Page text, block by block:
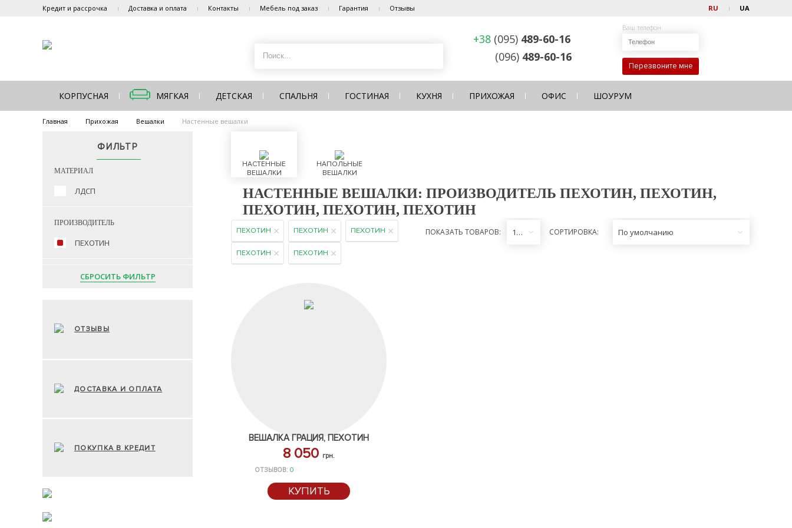
Кредит и рассрочка Доставка и оплата Контакты Мебель под заказ Гарантия Отзывы RU UA
+38 (095) 489-60-16
(096) 489-60-16
Ваш телефон
Перезвоните мне
КОРПУСНАЯ МЯГКАЯ ДЕТСКАЯ СПАЛЬНЯ ГОСТИНАЯ КУХНЯ ПРИХОЖАЯ ОФИС ШОУРУМ
Главная Прихожая Вешалки Настенные вешалки
ФИЛЬТР
МАТЕРИАЛ
ЛДСП
ПРОИЗВОДИТЕЛЬ
ПЕХОТИН
СБРОСИТЬ ФИЛЬТР
ОТЗЫВЫ
ДОСТАВКА И ОПЛАТА
ПОКУПКА В КРЕДИТ
НАСТЕННЫЕ
ВЕШАЛКИ
НАПОЛЬНЫЕ
ВЕШАЛКИ
НАСТЕННЫЕ ВЕШАЛКИ: ПРОИЗВОДИТЕЛЬ ПЕХОТИН, ПЕХОТИН,
ПЕХОТИН, ПЕХОТИН, ПЕХОТИН
ПЕХОТИН ПЕХОТИН ПЕХОТИН
ПЕХОТИН ПЕХОТИН
ПОКАЗАТЬ ТОВАРОВ: 12 СОРТИРОВКА: По умолчанию
ВЕШАЛКА ГРАЦИЯ, ПЕХОТИН
8 050 грн.
ОТЗЫВОВ: 0
КУПИТЬ